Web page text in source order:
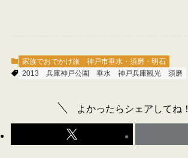
家族でおでかけ旅
神戸市垂水・須磨・明石
2013
兵庫神戸公園 垂水 神戸兵庫観光 須磨
よかったらシェアしてね！